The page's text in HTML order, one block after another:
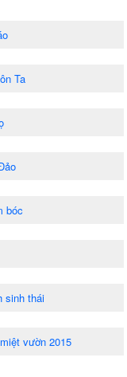
Ta
bóc
sinh thái
vườn 2015